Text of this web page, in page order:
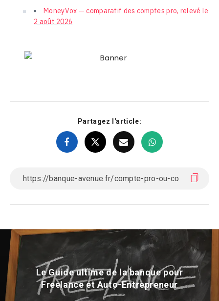
MoneyVox — comparatif des comptes pro, relevé le
2 août 2026
Partagez l'article:
Le Guide ultime de la banque pour
Freelance et Auto-Entrepreneur